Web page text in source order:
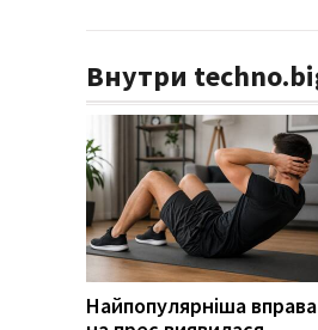
Внутри
Найпопулярніша вправа